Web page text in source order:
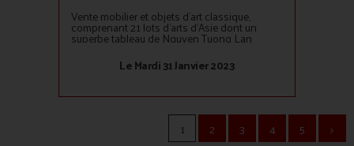
Vente mobilier et objets d'art classique,
comprenant 21 lots d'arts d'Asie dont un
superbe tableau de Nguyen Tuong Lan
Le Mardi 31 Janvier 2023
1 2 3 4 5 >